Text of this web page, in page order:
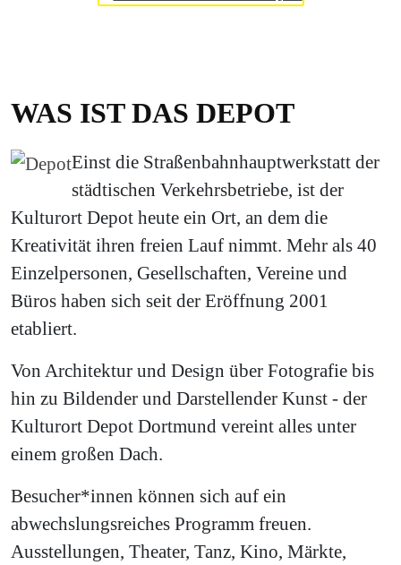
WAS IST DAS DEPOT
Einst die Straßenbahnhauptwerkstatt der
städtischen Verkehrsbetriebe, ist der
Kulturort Depot heute ein Ort, an dem die
Kreativität ihren freien Lauf nimmt. Mehr als 40
Einzelpersonen, Gesellschaften, Vereine und
Büros haben sich seit der Eröffnung 2001
etabliert.
Von Architektur und Design über Fotografie bis
hin zu Bildender und Darstellender Kunst - der
Kulturort Depot Dortmund vereint alles unter
einem großen Dach.
Besucher*innen können sich auf ein
abwechslungsreiches Programm freuen.
Ausstellungen, Theater, Tanz, Kino, Märkte,